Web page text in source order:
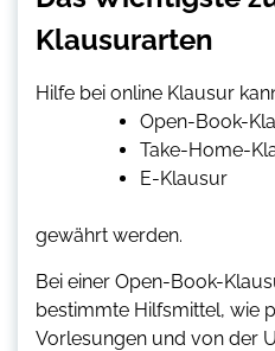
Klausurarten
Hilfe bei online Klausur
Open-Book-
Take-Home-
E-Klausur
gewährt werden.
Bei einer Open-Book-
bestimmte Hilfsmittel, wie
Vorlesungen und von der